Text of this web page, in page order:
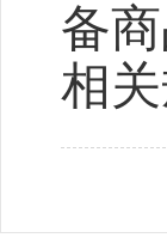
备
相